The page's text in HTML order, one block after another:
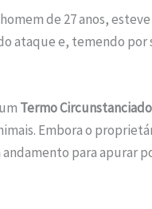
de 27 anos,
ataque e, temendo por
Termo
Embora o
para apurar